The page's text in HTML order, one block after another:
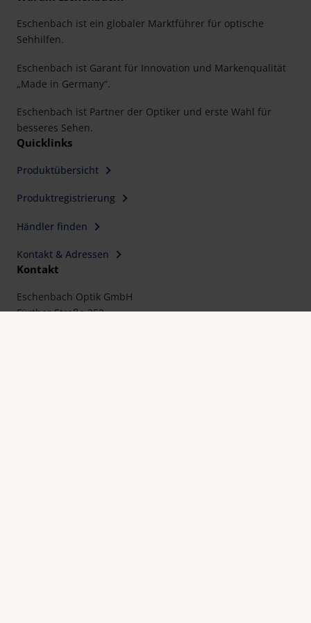
Eschenbach ist ein globaler Marktführer für optische
Sehhilfen.
Eschenbach ist Garant für Innovation und Markenqualität
„Made in Germany“.
Eschenbach ist Partner der Optiker und erste Wahl für
besseres Sehen.
Quicklinks
Produktübersicht
Produktregistrierung
Händler finden
Kontakt & Adressen
Kontakt
Eschenbach Optik GmbH
Fürther Straße 252